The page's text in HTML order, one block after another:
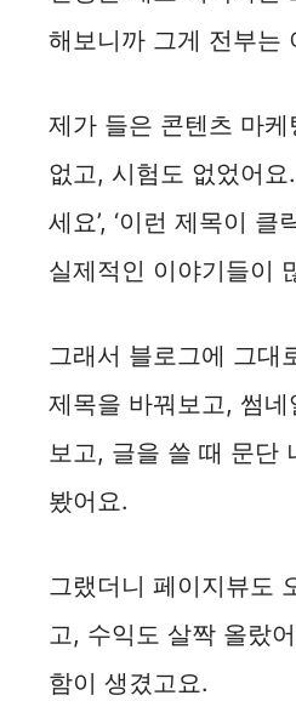
해보니까 그게 전부는
제가 들은 콘텐츠 마
없고, 시험도 없었어요
세요’, ‘이런 제목이 클
실제적인 이야기들이
그래서 블로그에 그대
제목을 바꿔보고, 썸
보고, 글을 쓸 때 문단
봤어요.
그랬더니 페이지뷰도
고, 수익도 살짝 올랐
함이 생겼고요.